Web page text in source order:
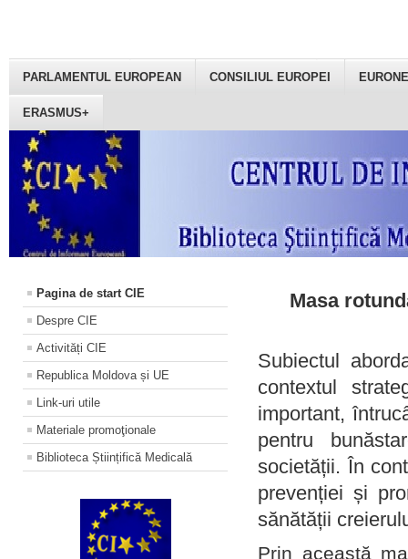
PARLAMENTUL EUROPEAN CONSILIUL EUROPEI
ERASMUS+
Pagina de start CIE
Despre CIE
Activități CIE
Republica Moldova și UE
Link-uri utile
Materiale promoţionale
Biblioteca Științifică Medicală
Masa
Subiectul
contextul
important,
pentru
societății. În
prevenției și
sănătății
Prin această